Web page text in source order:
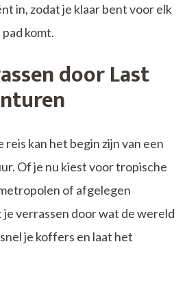
in, zodat je klaar bent voor elk
komt.
door Last
reis kan het begin zijn van een
Of je nu kiest voor tropische
of afgelegen
verrassen door wat de wereld
je koffers en laat het